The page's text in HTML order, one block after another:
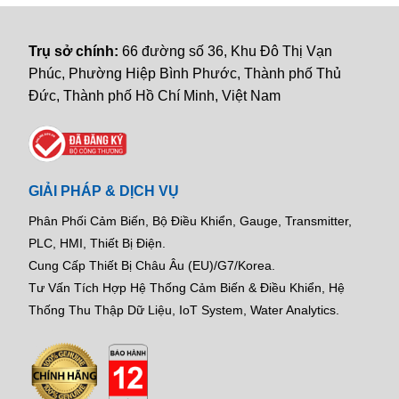
Trụ sở chính:66 đường số 36, Khu Đô Thị Vạn
Phúc, Phường Hiệp Bình Phước, Thành phố Thủ
Đức, Thành phố Hồ Chí Minh, Việt Nam
GIẢI PHÁP & DỊCH VỤ
Phân Phối Cảm Biến, Bộ Điều Khiển, Gauge, Transmitter,
PLC, HMI, Thiết Bị Điện.
Cung Cấp Thiết Bị Châu Âu (EU)/G7/Korea.
Tư Vấn Tích Hợp Hệ Thống Cảm Biến & Điều Khiển, Hệ
Thống Thu Thập Dữ Liệu, IoT System, Water Analytics.